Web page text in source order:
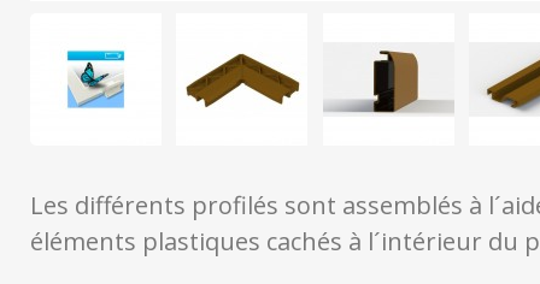
Les différents profilés sont assemblés à
éléments plastiques cachés à l´intérieur du